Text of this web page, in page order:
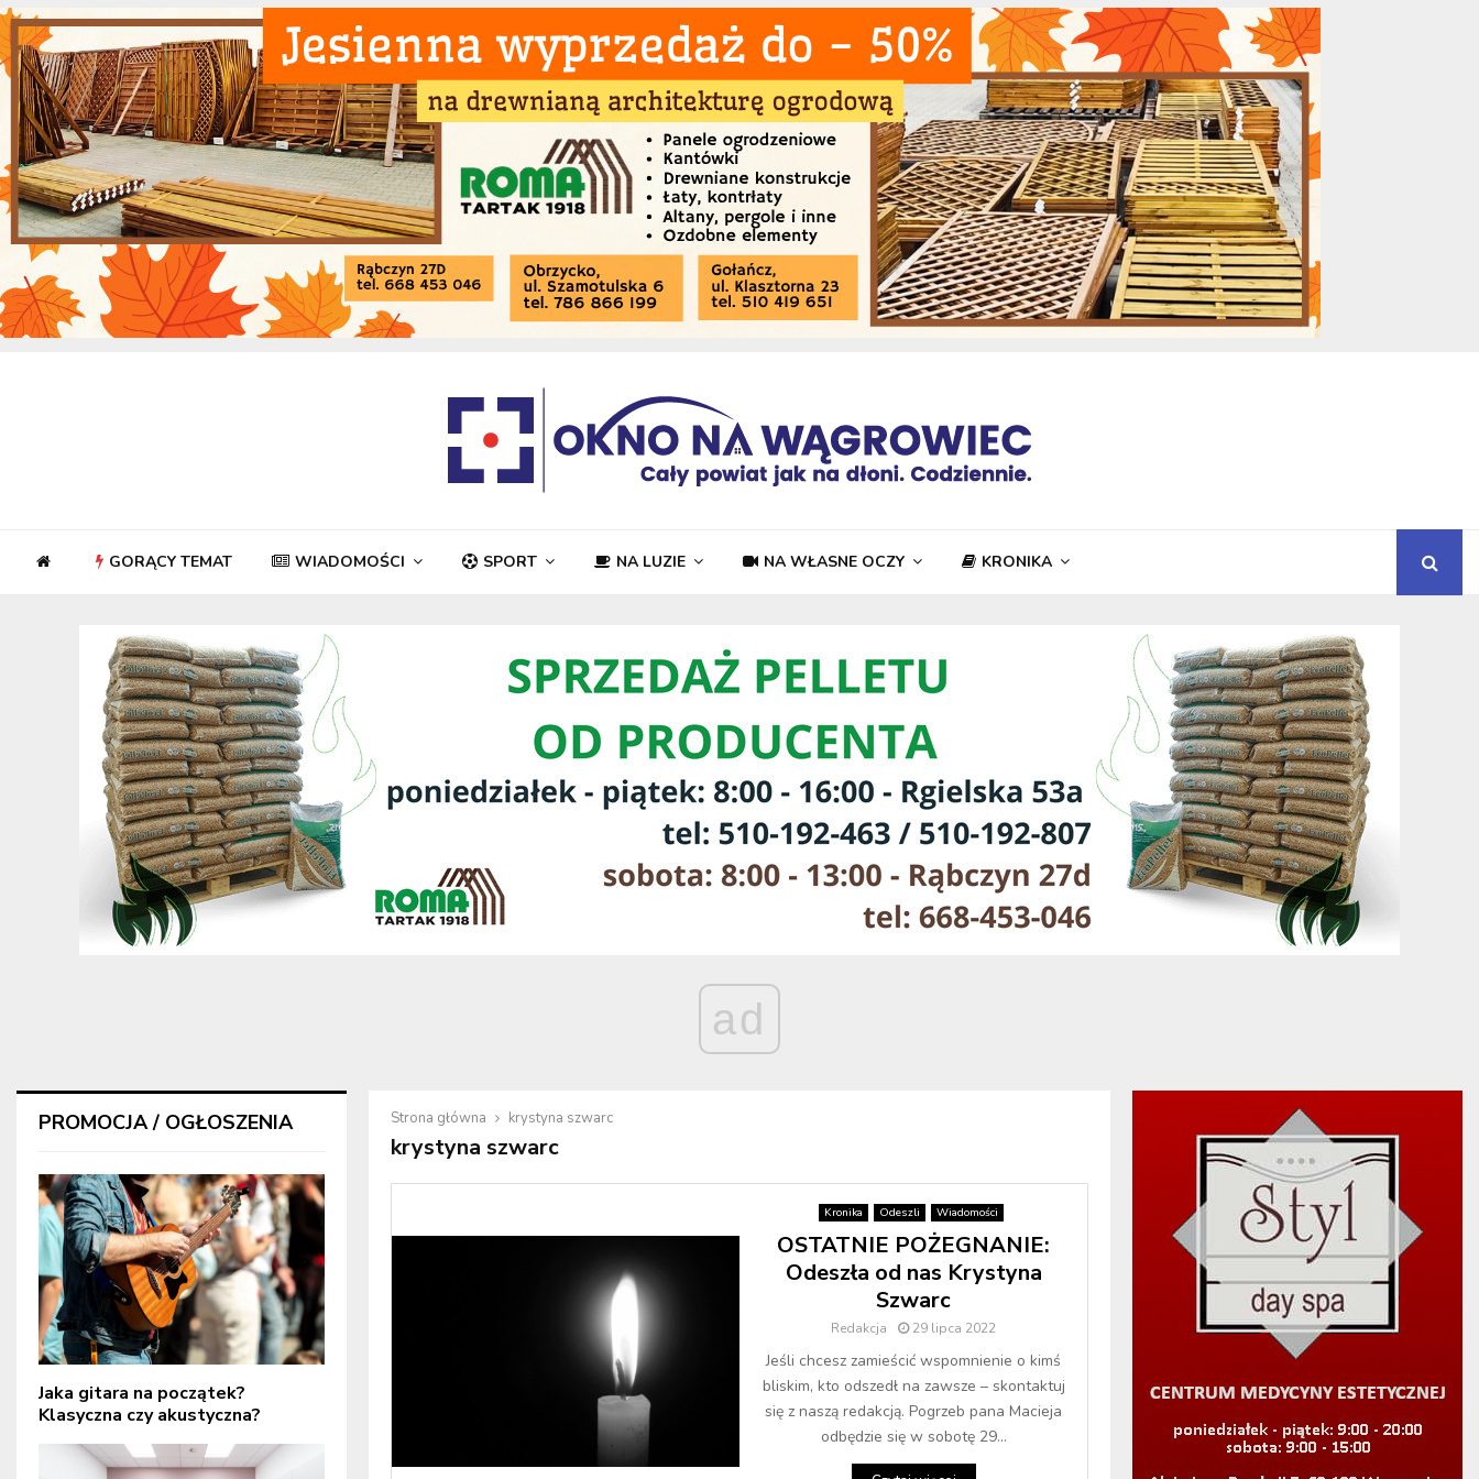
GORĄCY TEMAT WIADOMOŚCI SPORT NA LUZIE NA WŁASNE OCZY KRONIKA
ad
Strona główna krystyna szwarc
krystyna szwarc
Kronika Odeszli Wiadomości
OSTATNIE POŻEGNANIE:
Odeszła od nas Krystyna
Szwarc
Redakcja 29 lipca 2022
Jeśli chcesz zamieścić wspomnienie o kimś
bliskim, kto odszedł na zawsze – skontaktuj
się z naszą redakcją. Pogrzeb pana Macieja
odbędzie się w sobotę 29...
PROMOCJA / OGŁOSZENIA
Jaka gitara na początek?
Klasyczna czy akustyczna?